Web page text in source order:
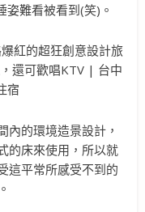
難看被看到(笑)。
內的環境造景設計，
的床來使用，所以就
這平常所感受不到的